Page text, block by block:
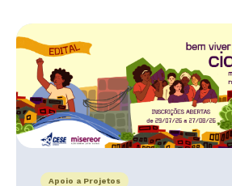
Apoio a Projetos